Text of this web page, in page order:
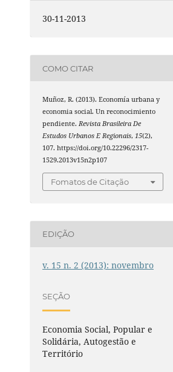
30-11-2013
COMO CITAR
Muñoz, R. (2013). Economía urbana y
economia social. Un reconocimiento
pendiente.Revista Brasileira De
Estudos Urbanos E Regionais,15(2),
107. https://doi.org/10.22296/2317-
1529.2013v15n2p107
Fomatos de Citação
EDIÇÃO
v. 15 n. 2 (2013): novembro
SEÇÃO
Economia Social, Popular e
Solidária, Autogestão e
Território